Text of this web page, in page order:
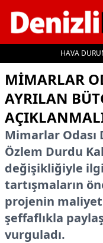
HAVA
İçeriğe geç
MIMARLAR
AYRILAN
Mimarlar Odası
Özlem Durdu
değişikliğiyle
tartışmaların
projenin
şeffaflıkla
vurguladı.